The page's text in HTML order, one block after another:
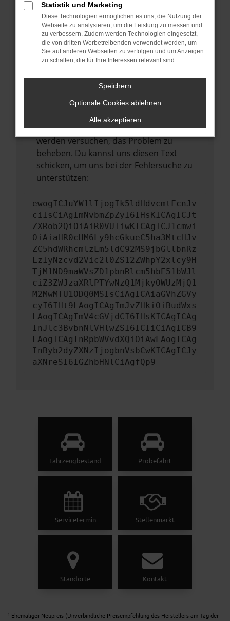
Stelle sicher, dass dein Browser und dein
Betriebssystem auf dem neuesten Stand
sind.
Veraltete Software birgt nicht nur ein
Sicherheitsrisiko, sondern kann auch dazu
führen, dass bestimmte Funktionen nicht
mehr unterstützt werden.
Wende dich an den Webseitenbetreiber.
Wenn du alle oben genannten Schritte
versucht hast, kontaktiere uns bitte. Wir
werden versuchen, das Problem zu
beheben. Du kannst uns diesen Text
schicken, um uns bei der Fehlersuche zu
unterstützen:
ewogICJuYW1lIjogIk5ldHdvcmtFcnJv
ciIsCiAgImNvbmZpZyI6IHsKICAgICJt
ZXRob2QiOiAiR0VUIiwKICAgICJ1cmwi
OiAiaHR0cHM6Ly9hcGkueC5ha3MtcHJv
ZC5hdWRhcmlzLm5ldC92MS9jbGllbnRz
LzIyNzcvd2Vic2l0ZS12ZWhpY2xlcy9H
TjM1ND9maWVsZD1pbnRlcm5hbE51bWJl
ciZ3ZWJzaXRlPTYwNzQ1MjkyOWUzMjQ1
M2MwMTU1ODQ0MSIsCiAgICAiaGVhZGVy
cyI6IHt9LAogICAgImJvZHkiOiBudWxs
LAogICAgImV4cGVjdCI6IHsKICAgICAg
InJlc3BvbnNlVHlwZSI6ICIiCiAgICB9
LAogICAgInRpbWVvdXQiOiAwLAogICAg
InByb2dyZXNzIjogbnVsbCwKICAgICJy
aXNreSI6IGZhbHNlCiAgfQp9
Fahrzeugbestand Probefahrt
Servicetermin Stellenmarkt
Standorte Kontakt
1
Ehemaliger Neupreis (Unverbindliche Preisempfehlung des Herstellers am Tag der
Statistik und Marketing
Diese Technologien ermöglichen es uns, die Nutzung der
Webseite zu analysieren, um die Leistung zu messen und
zu verbessern. Zudem werden Technologien eingesetzt,
die von dritten Werbetreibenden verwendet werden, um
Sie auf anderen Webseiten zu verfolgen und um Anzeigen
zu schalten, die für Ihre Interessen relevant sind.
Speichern
Optionale Cookies ablehnen
Alle akzeptieren